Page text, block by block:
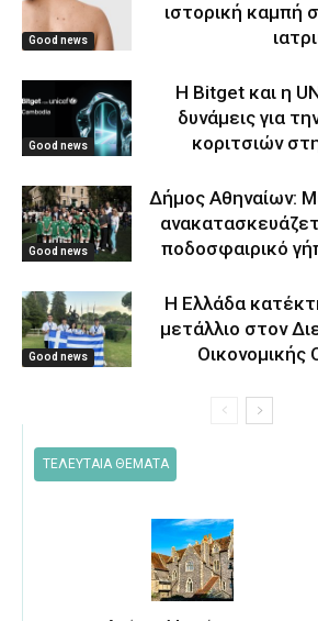
Good news
ιστορική καμπή
Good news
Η Bitget και η
δυνάμεις για
κοριτσιών
Good news
Δήμος Αθηναίων:
ποδοσφαιρικό
Good news
Η Ελλάδα
μετάλλιο στον
Οικονομικής
ΤΕΛΕΥΤΑΙΑ ΘΕΜΑΤΑ